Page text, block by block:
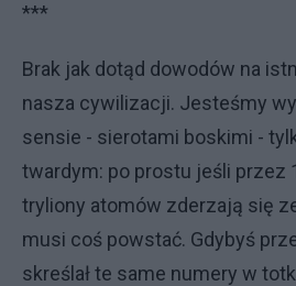
***
Brak jak dotąd dowodów na
nasza cywilizacji. Jesteśmy
sensie - sierotami boskimi -
twardym: po prostu jeśli przez
tryliony atomów zderzają się
musi coś powstać. Gdybyś
skreślał te same numery w